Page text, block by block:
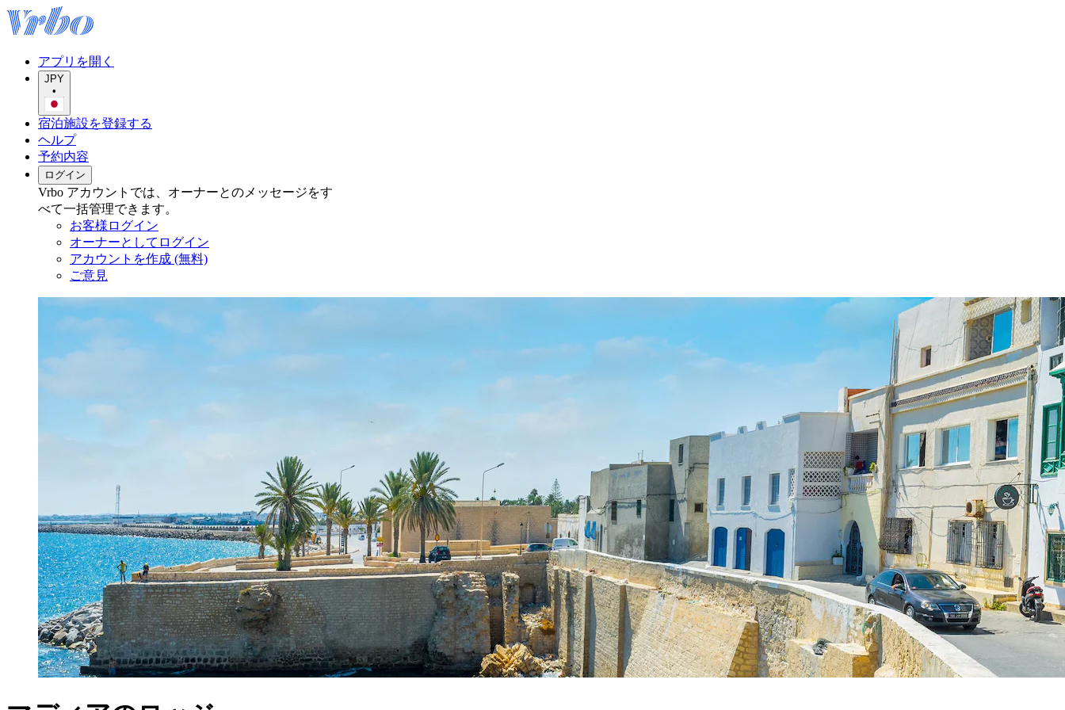
アプリを開く
JPY
•
宿泊施設を登録する
ヘルプ
予約内容
ログイン
Vrbo アカウントでは、オーナーとのメッセージをす
べて一括管理できます。
お客様ログイン
オーナーとしてログイン
アカウントを作成 (無料)
ご意見